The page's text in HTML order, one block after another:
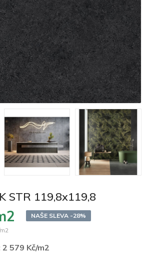
STR 119,8x119,8
NAŠE SLEVA -28%
2 579 Kč/m2